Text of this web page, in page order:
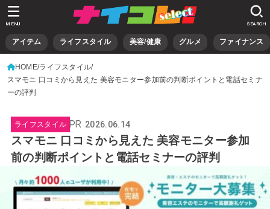
アイテム ライフスタイル 美容/健康 グルメ ファイナンス
SEARCH
MENU
HOME ライフスタイル
スマモニ 口コミから見えた 美容モニター参加前の判断ポイントと電話セミナ
ーの評判
ライフスタイル 2026.06.14
スマモニ 口コミから見えた 美容モニター参加
前の判断ポイントと電話セミナーの評判